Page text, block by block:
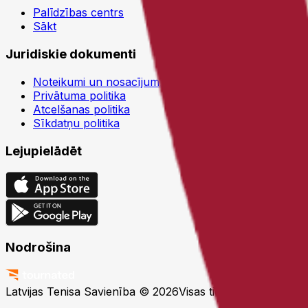
Palīdzības centrs
Sākt
Juridiskie dokumenti
Noteikumi un nosacījumi
Privātuma politika
Atcelšanas politika
Sīkdatņu politika
Lejupielādēt
Nodrošina
Latvijas Tenisa Savienība © 2026Visas tiesības